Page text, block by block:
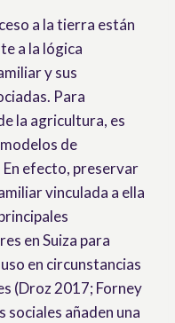
a la tierra están
a la lógica
y sus
Para
la agricultura, es
de
efecto, preservar
vinculada a ella
en Suiza para
en circunstancias
(Droz 2017; Forney
añaden una